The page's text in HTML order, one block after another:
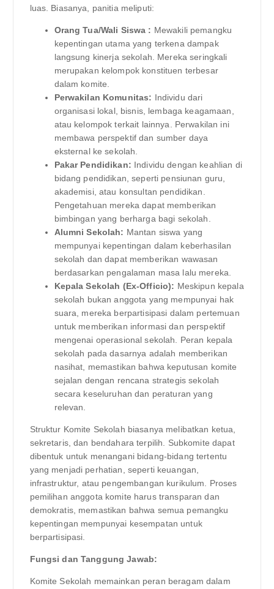
luas. Biasanya, panitia meliputi:
Orang Tua/Wali Siswa : Mewakili pemangku
kepentingan utama yang terkena dampak
langsung kinerja sekolah. Mereka seringkali
merupakan kelompok konstituen terbesar
dalam komite.
Perwakilan Komunitas: Individu dari
organisasi lokal, bisnis, lembaga keagamaan,
atau kelompok terkait lainnya. Perwakilan ini
membawa perspektif dan sumber daya
eksternal ke sekolah.
Pakar Pendidikan: Individu dengan keahlian di
bidang pendidikan, seperti pensiunan guru,
akademisi, atau konsultan pendidikan.
Pengetahuan mereka dapat memberikan
bimbingan yang berharga bagi sekolah.
Alumni Sekolah: Mantan siswa yang
mempunyai kepentingan dalam keberhasilan
sekolah dan dapat memberikan wawasan
berdasarkan pengalaman masa lalu mereka.
Kepala Sekolah (Ex-Officio): Meskipun kepala
sekolah bukan anggota yang mempunyai hak
suara, mereka berpartisipasi dalam pertemuan
untuk memberikan informasi dan perspektif
mengenai operasional sekolah. Peran kepala
sekolah pada dasarnya adalah memberikan
nasihat, memastikan bahwa keputusan komite
sejalan dengan rencana strategis sekolah
secara keseluruhan dan peraturan yang
relevan.
Struktur Komite Sekolah biasanya melibatkan ketua,
sekretaris, dan bendahara terpilih. Subkomite dapat
dibentuk untuk menangani bidang-bidang tertentu
yang menjadi perhatian, seperti keuangan,
infrastruktur, atau pengembangan kurikulum. Proses
pemilihan anggota komite harus transparan dan
demokratis, memastikan bahwa semua pemangku
kepentingan mempunyai kesempatan untuk
berpartisipasi.
Fungsi dan Tanggung Jawab:
Komite Sekolah memainkan peran beragam dalam